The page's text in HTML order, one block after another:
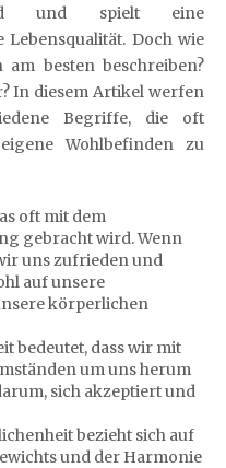
und spielt eine
Lebensqualität. Doch wie
besten beschreiben?
In diesem Artikel werfen
Begriffe, die oft
Wohlbefinden zu
oft mit dem
gebracht wird. Wenn
uns zufrieden und
auf unsere
körperlichen
bedeutet, dass wir mit
um uns herum
sich akzeptiert und
bezieht sich auf
und der Harmonie